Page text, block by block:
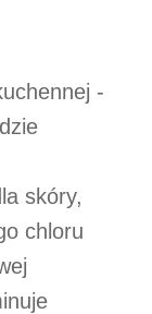
-
skóry,
chloru